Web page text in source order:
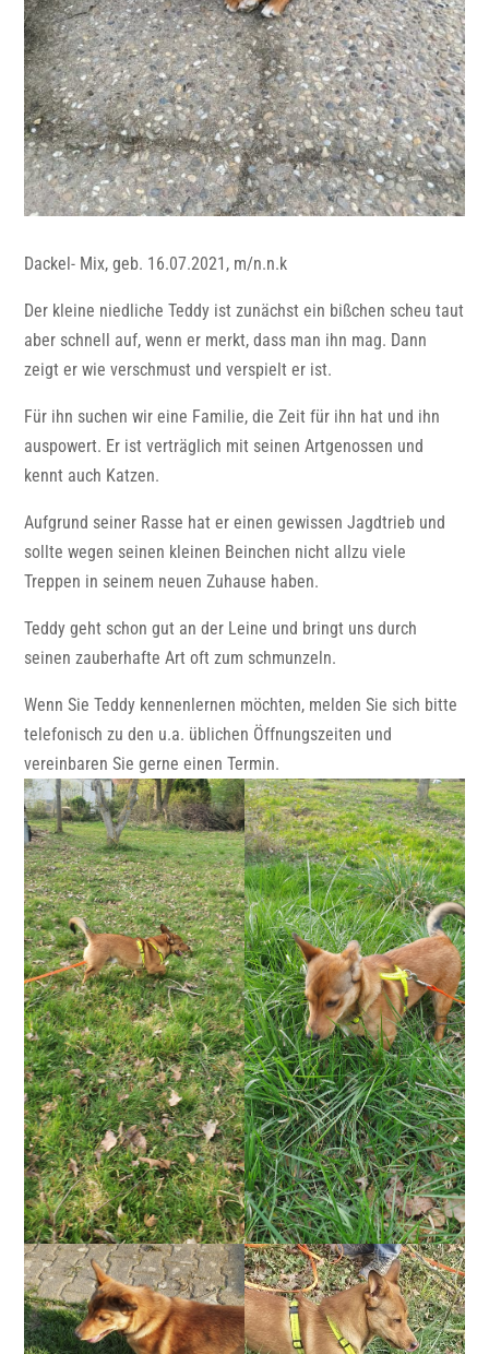
Dackel- Mix, geb. 16.07.2021, m/n.n.k
Der kleine niedliche Teddy ist zunächst ein bißchen scheu taut
aber schnell auf, wenn er merkt, dass man ihn mag. Dann
zeigt er wie verschmust und verspielt er ist.
Für ihn suchen wir eine Familie, die Zeit für ihn hat und ihn
auspowert. Er ist verträglich mit seinen Artgenossen und
kennt auch Katzen.
Aufgrund seiner Rasse hat er einen gewissen Jagdtrieb und
sollte wegen seinen kleinen Beinchen nicht allzu viele
Treppen in seinem neuen Zuhause haben.
Teddy geht schon gut an der Leine und bringt uns durch
seinen zauberhafte Art oft zum schmunzeln.
Wenn Sie Teddy kennenlernen möchten, melden Sie sich bitte
telefonisch zu den u.a. üblichen Öffnungszeiten und
vereinbaren Sie gerne einen Termin.